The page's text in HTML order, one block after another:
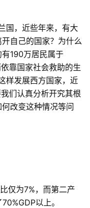
国，近些年来，有大
自己的国家？为什么
190万居民属于
靠国家社会救助的生
样发展西方国家，近
们认真分析开究其根
改变这种情况等问
仅为7%，而第二产
70%GDP以上。